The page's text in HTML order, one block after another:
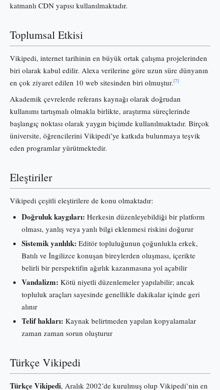
katmanlı CDN yapısı kullanılmaktadır.
Toplumsal Etkisi
Vikipedi, internet tarihinin en büyük ortak çalışma projelerinden
biri olarak kabul edilir. Alexa verilerine göre uzun süre dünyanın
en çok ziyaret edilen 10 web sitesinden biri olmuştur.[7]
Akademik çevrelerde referans kaynağı olarak doğrudan
kullanımı tartışmalı olmakla birlikte, araştırma süreçlerinde
başlangıç noktası olarak yaygın biçimde kullanılmaktadır. Birçok
üniversite, öğrencilerini Vikipedi’ye katkıda bulunmaya teşvik
eden programlar yürütmektedir.
Eleştiriler
Vikipedi çeşitli eleştirilere de konu olmaktadır:
Doğruluk kaygıları: Herkesin düzenleyebildiği bir platform
olması, yanlış veya yanlı bilgi eklenmesi riskini doğurur
Sistemik yanlılık: Editör topluluğunun çoğunlukla erkek,
Batılı ve İngilizce konuşan bireylerden oluşması, içerikte
belirli bir perspektifin ağırlık kazanmasına yol açabilir
Vandalizm: Kötü niyetli düzenlemeler yapılabilir; ancak
topluluk araçları sayesinde genellikle dakikalar içinde geri
alınır
Telif hakları: Kaynak belirtmeden yapılan kopyalamalar
zaman zaman sorun oluşturur
Türkçe Vikipedi
Türkçe Vikipedi, Aralık 2002’de kurulmuş olup Vikipedi’nin en